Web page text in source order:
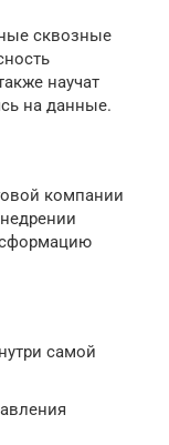
сквозные
научат
на данные.
компании
самой